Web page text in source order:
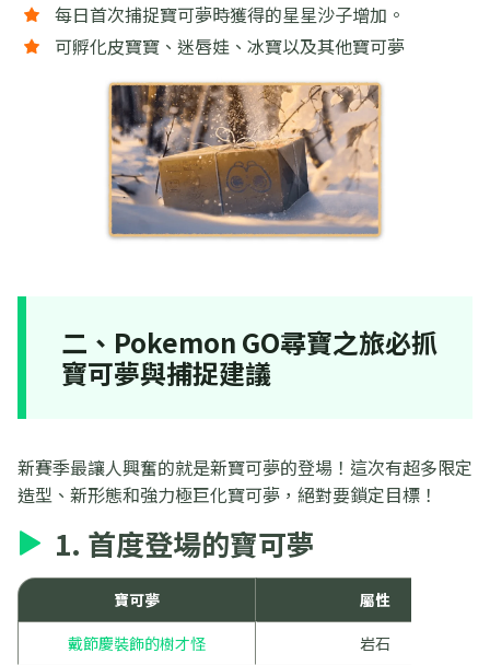
每日首次捕捉寶可夢時獲得的星星沙子增加。
可孵化皮寶寶、迷唇娃、冰寶以及其他寶可夢
二、Pokemon GO尋寶之旅必抓
寶可夢與捕捉建議
新賽季最讓人興奮的就是新寶可夢的登場！這次有超多限定
造型、新形態和強力極巨化寶可夢，絕對要鎖定目標！
1. 首度登場的寶可夢
寶可夢
屬性
戴節慶裝飾的樹才怪
岩石